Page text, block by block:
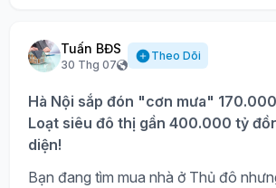
Tuấn BĐS
30 Thg 07
Theo Dõi
Hà Nội sắp đón "cơn mưa"
Loạt siêu đô thị gần 400.000 tỷ
diện!
Bạn đang tìm mua nhà ở Thủ đô